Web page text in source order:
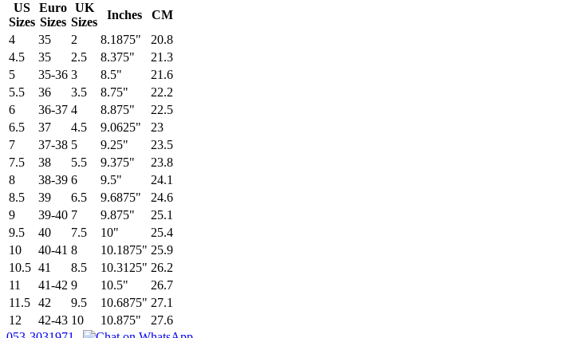
US
Sizes
Euro
Sizes
UK
Sizes
Inches
CM
4
35 2 8.1875"
20.8
4.5
35 2.5 8.375"
21.3
5
35-36 3 8.5"
21.6
5.5
36 3.5 8.75"
22.2
6
36-37 4 8.875"
22.5
6.5
37 4.5 9.0625"
23
7
37-38 5 9.25"
23.5
7.5
38 5.5 9.375"
23.8
8
38-39 6 9.5"
24.1
8.5
39 6.5 9.6875"
24.6
9
39-40 7 9.875"
25.1
9.5
40 7.5 10"
25.4
10
40-41 8 10.1875" 25.9
10.5 41 8.5 10.3125" 26.2
11
41-42 9 10.5"
26.7
11.5 42 9.5 10.6875" 27.1
12
42-43 10 10.875"
27.6